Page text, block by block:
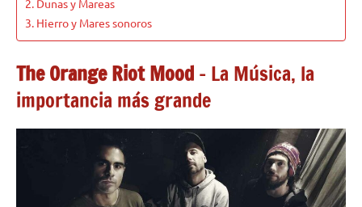
Dunas y Mareas
Hierro y Mares sonoros
The Orange Riot Mood – La Música, la
importancia más grande